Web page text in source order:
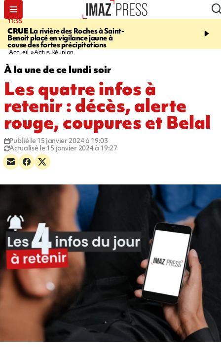
11:35
CRUELa rivière des Roches à Saint-
Benoit placé en vigilance jaune à
cause des fortes précipitations
11:57
Le
Papang a repris du
Accueil Actus Réunion
À la une de ce lundi soir
Les quatre infos à
retenir : décès, alerte
rouge, coupures et Belal
Publié le 15 janvier 2024 à 19:03
Actualisé le 15 janvier 2024 à 19:27